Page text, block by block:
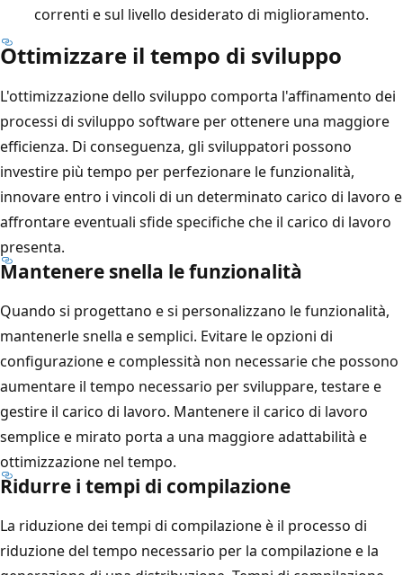
correnti e sul livello desiderato di miglioramento.
Ottimizzare il tempo di sviluppo
L'ottimizzazione dello sviluppo comporta l'affinamento dei
processi di sviluppo software per ottenere una maggiore
efficienza. Di conseguenza, gli sviluppatori possono
investire più tempo per perfezionare le funzionalità,
innovare entro i vincoli di un determinato carico di lavoro e
affrontare eventuali sfide specifiche che il carico di lavoro
presenta.
Mantenere snella le funzionalità
Quando si progettano e si personalizzano le funzionalità,
mantenerle snella e semplici. Evitare le opzioni di
configurazione e complessità non necessarie che possono
aumentare il tempo necessario per sviluppare, testare e
gestire il carico di lavoro. Mantenere il carico di lavoro
semplice e mirato porta a una maggiore adattabilità e
ottimizzazione nel tempo.
Ridurre i tempi di compilazione
La riduzione dei tempi di compilazione è il processo di
riduzione del tempo necessario per la compilazione e la